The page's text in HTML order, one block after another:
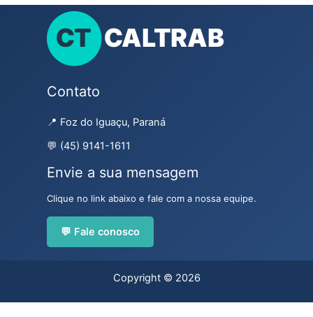
Contato
📍 Foz do Iguaçu, Paraná
💬 (45) 9141-1611
Envie a sua mensagem
Clique no link abaixo e fale com a nossa equipe.
💬 Fale conosco
Copyright © 2026